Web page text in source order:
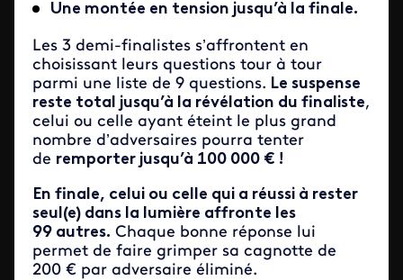
Une montée en tension jusqu’à la finale.
Les 3 demi-finalistes s’affrontent en
choisissant leurs questions tour à tour
parmi une liste de 9 questions. Le suspense
reste total jusqu’à la révélation du finaliste,
celui ou celle ayant éteint le plus grand
nombre d’adversaires pourra tenter
de remporter jusqu’à 100 000 € !
En finale, celui ou celle qui a réussi à rester
seul(e) dans la lumière affronte les
99 autres. Chaque bonne réponse lui
permet de faire grimper sa cagnotte de
200 € par adversaire éliminé.